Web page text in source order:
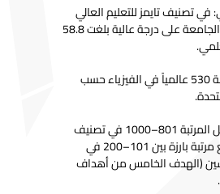
تصنيف تايمز للتعليم العالي
لعام 2026، حصلت الجامعة على درجة عالية بلغت 58.8
الفيزياء: تحتل المرتبة 530 عالمياً في الفيزياء حسب
الأثر الاجتماعي: تحتل المرتبة 801–1000 في تصنيف
الأثر لعام 2025، مع مرتبة بارزة بين 101–200 في
(الهدف الخامس من أهداف